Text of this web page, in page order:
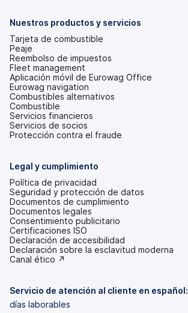
pestaña
Nuestros productos y servicios
Tarjeta de combustible
Peaje
Reembolso de impuestos
Fleet management
Aplicación móvil de Eurowag Office
Eurowag navigation
Combustibles alternativos
Combustible
Servicios financieros
Servicios de socios
Protección contra el fraude
Legal y cumplimiento
Política de privacidad
Seguridad y protección de datos
Documentos de cumplimiento
Documentos legales
Consentimiento publicitario
Certificaciones ISO
Declaración de accesibilidad
(se
abre
pestaña
Declaración sobre la esclavitud moderna
(se
una
nueva)
Canal ético ↗
Servicio de atención al cliente en español:
días laborables